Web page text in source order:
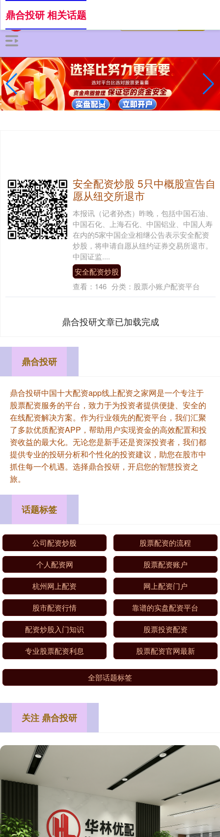
鼎合投研 相关话题
安全配资炒股 5只中概股宣告自
愿从纽交所退市
本报讯（记者孙杰）昨晚，包括中国石油、
中国石化、上海石化、中国铝业、中国人寿
在内的5家中国企业相继公告表示安全配资
炒股，将申请自愿从纽约证券交易所退市。
中国证监....
安全配资炒股
查看： 146 分类： 股票小账户配资平台
鼎合投研文章已加载完成
鼎合投研
鼎合投研中国十大配资app线上配资之家网是一个专注于
股票配资服务的平台，致力于为投资者提供便捷、安全的
在线配资解决方案。作为行业领先的配资平台，我们汇聚
了多款优质配资APP，帮助用户实现资金的高效配置和投
资收益的最大化。无论您是新手还是资深投资者，我们都
提供专业的投研分析和个性化的投资建议，助您在股市中
抓住每一个机遇。选择鼎合投研，开启您的智慧投资之
旅。
话题标签
公司配资炒股 股票配资的流程
个人配资网 股票配资账户
杭州网上配资 网上配资门户
股市配资行情 靠谱的实盘配资平台
配资炒股入门知识 股票投资配资
专业股票配资利息 股票配资官网最新
全部话题标签
关注 鼎合投研